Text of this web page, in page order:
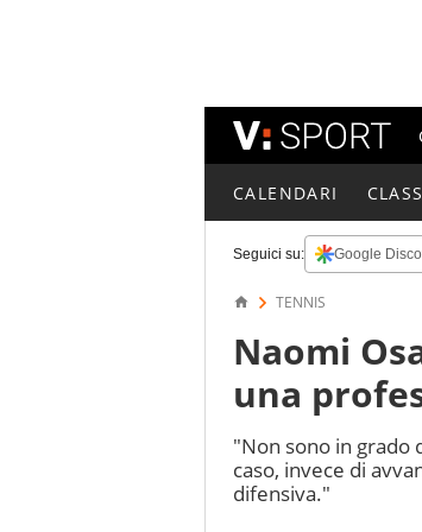
CALENDARI
Seguici su: Google
TENNIS
Naomi
una
"Non sono in grado
caso, invece di
difensiva."